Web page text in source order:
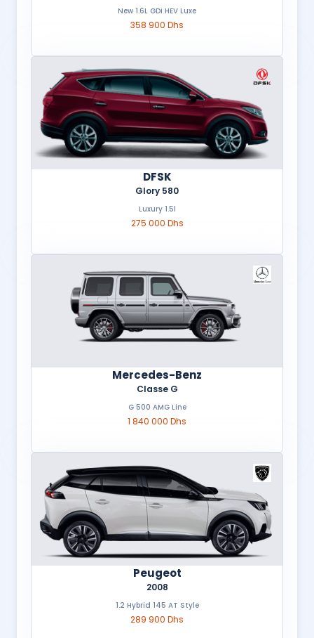
New 1.6L GDi HEV Luxe
358 900 Dhs
DFSK
Glory 580
Luxury 1.5l
275 000 Dhs
Mercedes-Benz
Classe G
G 500 AMG Line
1 840 000 Dhs
Peugeot
2008
1.2 Hybrid 145 AT Style
289 900 Dhs